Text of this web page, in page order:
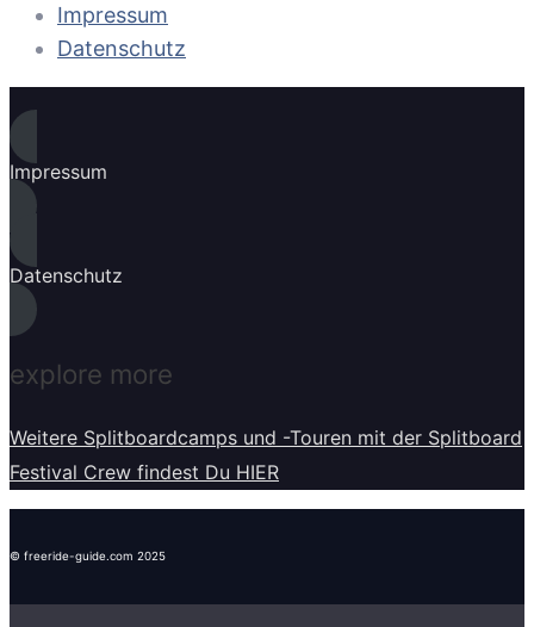
Impressum
Datenschutz
Impressum
Datenschutz
explore more
Weitere Splitboardcamps und -Touren mit der Splitboard
Festival Crew findest Du HIER
© freeride-guide.com 2025